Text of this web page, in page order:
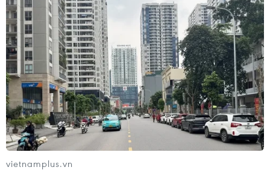
Hiện nay, Hiệp hội các quốc gia Đông Nam Á (ASEAN)
đã trở đối tác thương mại lớn của Việt Nam, sau các thị
trường Trung Quốc, Mỹ và Hàn Quốc.
vietnamplus.vn